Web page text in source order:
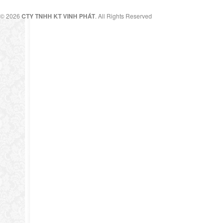
© 2026 CTY TNHH KT VINH PHÁT. All Rights Reserved